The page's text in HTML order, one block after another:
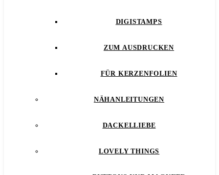
DIGISTAMPS
ZUM AUSDRUCKEN
FÜR KERZENFOLIEN
NÄHANLEITUNGEN
DACKELLIEBE
LOVELY THINGS